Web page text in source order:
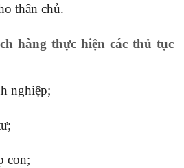
thân chủ.
hàng thực hiện các thủ tục
nghiệp;
con;